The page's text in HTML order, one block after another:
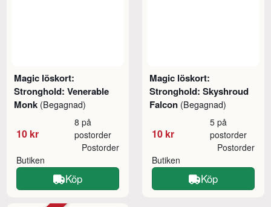
Magic löskort:
Stronghold: Venerable
Monk (Begagnad)
10 kr
8 på
postorder
Butiken
Postorder
Köp
Magic löskort:
Stronghold: Skyshroud
Falcon (Begagnad)
10 kr
5 på
postorder
Butiken
Postorder
Köp